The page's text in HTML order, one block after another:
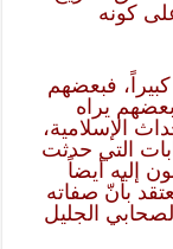
كونه
فبعضهم
يراه
الإسلامية،
التي حدثت
إليه أيضاً
بأنّ صفاته
الجليل